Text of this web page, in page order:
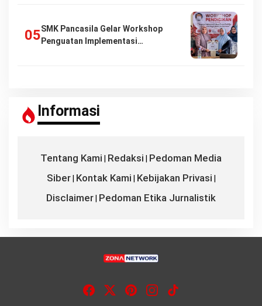
SMK Pancasila Gelar Workshop
Penguatan Implementasi…
Informasi
Tentang Kami Redaksi Pedoman Media
Siber| Kontak Kami Kebijakan Privasi
Disclaimer Pedoman Etika Jurnalistik